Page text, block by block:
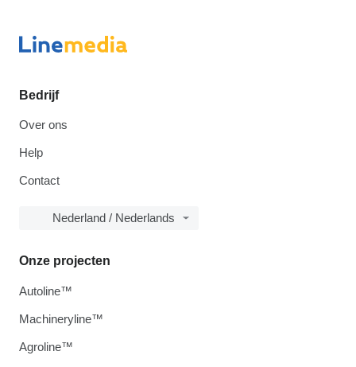
Bedrijf
Over ons
Help
Contact
Nederland / Nederlands
Onze projecten
Autoline™
Machineryline™
Agroline™